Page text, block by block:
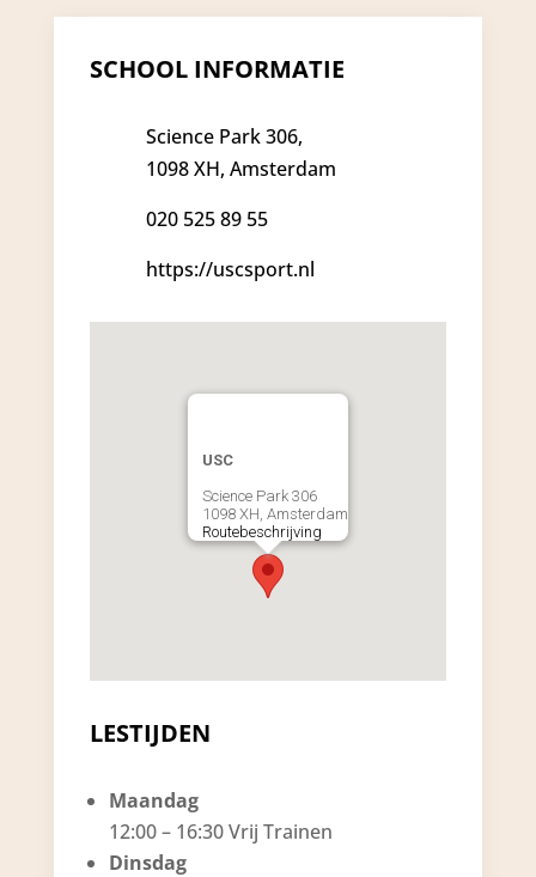
SCHOOL INFORMATIE
Science Park 306,
1098 XH, Amsterdam
020 525 89 55
https://uscsport.nl
USC
Science Park 306
1098 XH, Amsterdam
Routebeschrijving
LESTIJDEN
Maandag
12:00 – 16:30 Vrij Trainen
Dinsdag